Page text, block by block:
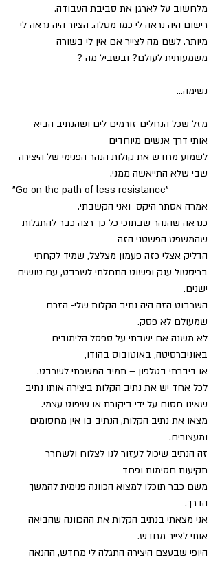
מלחשוב על לארגן את סביבת העבודה.
רישום היה נראה לי כמו מטלה. הציור היה נראה לי
מיותר. לשם מה לצייר אם אין לי בשורה
משמעותית לעולם? ובשביל מה ?
נשימה...
מזל שכל הנחלים זורמים לים ושהנתיב הביא
אותי דרך אנשים מיוחדים
לשמוע מחדש את קולות הנהר הפנימי של היצירה
שבי שלא התייאשה ממני.
"Go on the path of less resistance"
אמרה אסתר היקס  ואני הקשבתי.
כנראה שהנהר שבתוכי כל כך רצה כבר להתגלות
שהמשפט הפשטני הזה
הדליק אצלי כזה פעמון מצלצל, שמיד לקחתי
בריסטול ענק ופשוט התחלתי לשרבט, עם טושים
ישנים.
השרבוט הזה היה נתיב הקלות שלי- הזרם
שמעולם לא פסק.
לא משנה אם ישבתי על ספסל הלימודים
באוניברסיטה, באוטובוס בהודו,
או דיברתי בטלפון – תמיד המשכתי לשרבט.
לכל אחד יש את נתיב הקלות ביצירה אותו נתיב
שאינו חסום על ידי ביקורת או שיפוט עצמי.
מצאו את נתיב הקלות, הנתיב בו אין מחסומים
ומעצורים.
זה הנתיב שיכול לעזור לנו לצלוח ולשחרר
תקיעות חסימות ופחד
משם כבר תוכלו למצוא הכוונה פנימית להמשך
הדרך.
אני מצאתי בנתיב הקלות את ההכוונה שהביאה
אותי לצייר מחדש.
היופי שבעצם היצירה התגלה לי מחדש, ההנאה